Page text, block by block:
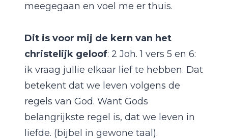
meegegaan en voel me er thuis.
Dit is voor mij de kern van het
christelijk geloof: 2 Joh. 1 vers 5 en 6:
ik vraag jullie elkaar lief te hebben. Dat
betekent dat we leven volgens de
regels van God. Want Gods
belangrijkste regel is, dat we leven in
liefde. (bijbel in gewone taal).